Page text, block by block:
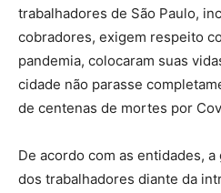
trabalhadores de São Paulo,
cobradores, exigem respeito
pandemia, colocaram suas
cidade não parasse
de centenas de mortes por
De acordo com as entidades,
dos trabalhadores diante da